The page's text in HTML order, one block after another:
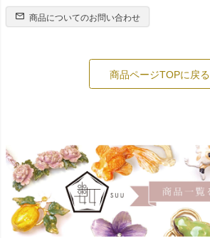
商品についてのお問い合わせ
商品ページTOPに戻る